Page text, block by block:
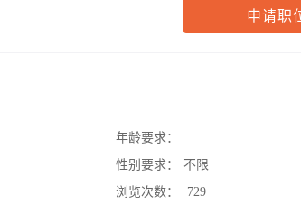
申请职
年龄要求：
性别要求：
不限
浏览次数：
729